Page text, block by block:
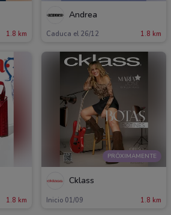
1.8 km
Andrea
Caduca el 26/12 1.8 km
1.8 km
PRÓXIMAMENTE
Cklass
Inicio 01/09 1.8 km